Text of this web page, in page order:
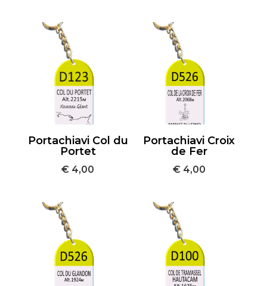
Portachiavi Col du
Portet
€ 4,00
Portachiavi Croix
de Fer
€ 4,00